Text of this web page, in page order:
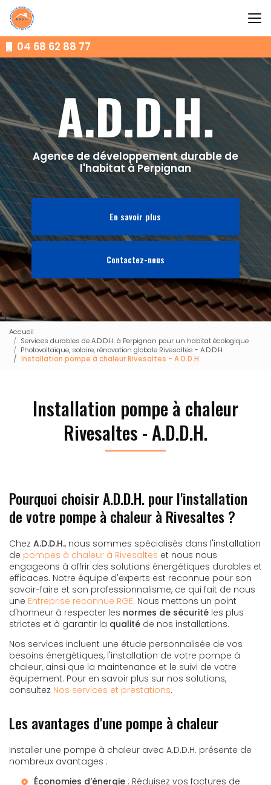
Aller
au
contenu
principal04 68 62 88 77
Agence de développement durable de
l'habitat à Perpignan
En savoir plus
Contactez-nous
Accueil
Services durables de A.D.D.H. à Perpignan pour un habitat écologique
Photovoltaïque, solaire, rénovation globale Rivesaltes - A.D.D.H.
Installation pompe à chaleur Rivesaltes - A.D.D.H.
Installation pompe à chaleur
Rivesaltes - A.D.D.H.
Pourquoi choisir A.D.D.H. pour l'installation
de votre pompe à chaleur à Rivesaltes ?
Chez A.D.D.H., nous sommes spécialisés dans l'installation
de pompes à chaleur à Rivesaltes et nous nous
engageons à offrir des solutions énergétiques durables et
efficaces. Notre équipe d'experts est reconnue pour son
savoir-faire et son professionnalisme, ce qui fait de nous
une Entreprise reconnue RGE. Nous mettons un point
d'honneur à respecter les normes de sécurité les plus
strictes et à garantir la qualité de nos installations.
Nos services incluent une étude personnalisée de vos
besoins énergétiques, l'installation de votre pompe à
chaleur, ainsi que la maintenance et le suivi de votre
équipement. Pour en savoir plus sur nos solutions,
consultez Nos services et prestations.
Les avantages d'une pompe à chaleur
Installer une pompe à chaleur avec A.D.D.H. présente de
nombreux avantages :
Économies d'énergie : Réduisez vos factures de